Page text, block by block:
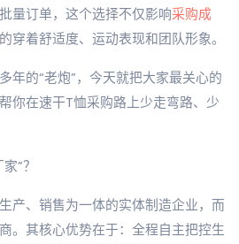
量订单，这个选择不仅影响采购成
穿着舒适度、运动表现和团队形象。
年的“老炮”，今天就把大家最关心的
你在速干T恤采购路上少走弯路、少
”？
产、销售为一体的实体制造企业，而
。其核心优势在于：全程自主把控生